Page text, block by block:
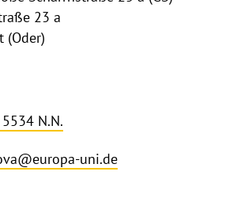
23 a
(Oder)
N.N.
uni.de